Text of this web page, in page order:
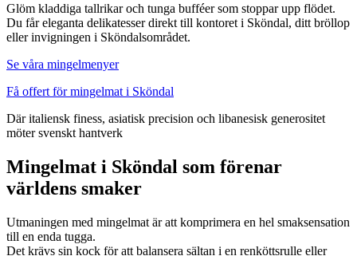
Glöm kladdiga tallrikar och tunga bufféer som stoppar upp flödet.
Du får eleganta delikatesser direkt till kontoret i Sköndal, ditt bröllop
eller invigningen i Sköndalsområdet.
Se våra mingelmenyer
Få offert för mingelmat i Sköndal
Där italiensk finess, asiatisk precision och libanesisk generositet
möter svenskt hantverk
Mingelmat i Sköndal som förenar
världens smaker
Utmaningen med mingelmat är att komprimera en hel smaksensation
till en enda tugga.
Det krävs sin kock för att balansera sältan i en renköttsrulle eller